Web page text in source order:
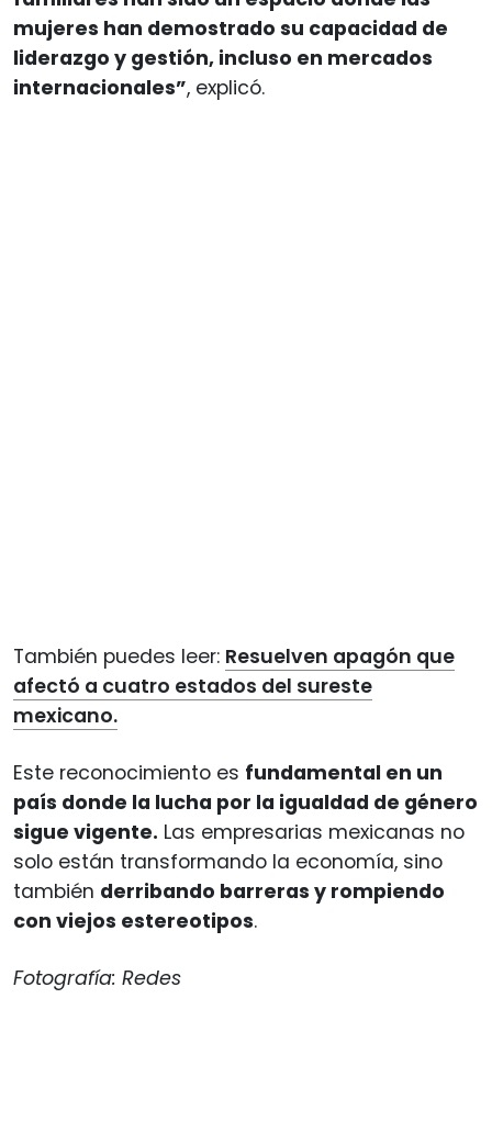
mujeres han demostrado su capacidad de
liderazgo y gestión, incluso en mercados
internacionales”, explicó.
También puedes leer: Resuelven apagón que
afectó a cuatro estados del sureste
mexicano.
Este reconocimiento es fundamental en un
país donde la lucha por la igualdad de género
sigue vigente. Las empresarias mexicanas no
solo están transformando la economía, sino
también derribando barreras y rompiendo
con viejos estereotipos.
Fotografía: Redes